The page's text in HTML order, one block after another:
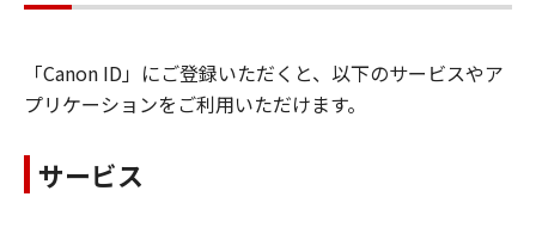
「Canon ID」にご登録いただくと、以下のサービスやア
プリケーションをご利用いただけます。
サービス